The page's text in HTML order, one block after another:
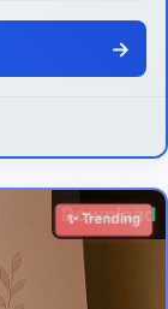
→
Download
✨ Trending